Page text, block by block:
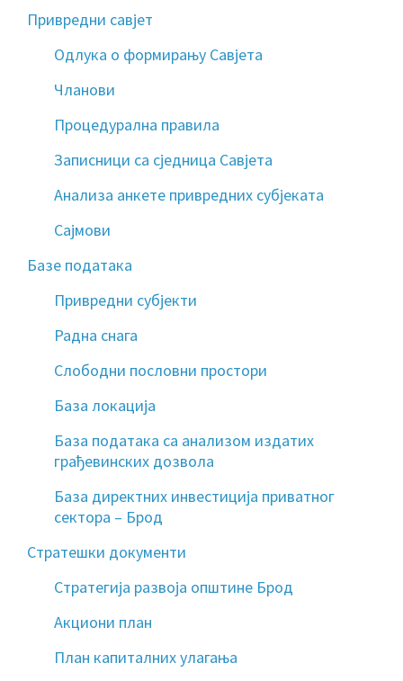
Привредни савјет
Одлука о формирању Савјета
Чланови
Процедурална правила
Записници са сједница Савјета
Анализа анкете привредних субјеката
Сајмови
Базе података
Привредни субјекти
Радна снага
Слободни пословни простори
База локација
База података са анализом издатих
грађевинских дозвола
База директних инвестиција приватног
сектора – Брод
Стратешки документи
Стратегија развоја општине Брод
Акциони план
План капиталних улагања